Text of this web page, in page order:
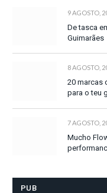
9 AGOSTO,
De tasca
Guimarães
8 AGOSTO,
20 marcas
para o teu
7 AGOSTO,
Mucho
PUB